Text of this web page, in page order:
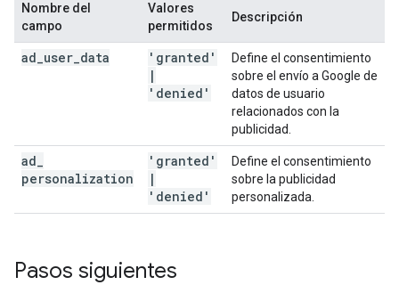
Nombre del
campo
Valores
permitidos
Descripción
ad user data
'granted'
|
'denied'
Define el consentimiento
sobre el envío a Google de
datos de usuario
relacionados con la
publicidad.
ad
personalization
'granted'
|
'denied'
Define el consentimiento
sobre la publicidad
personalizada.
Pasos siguientes